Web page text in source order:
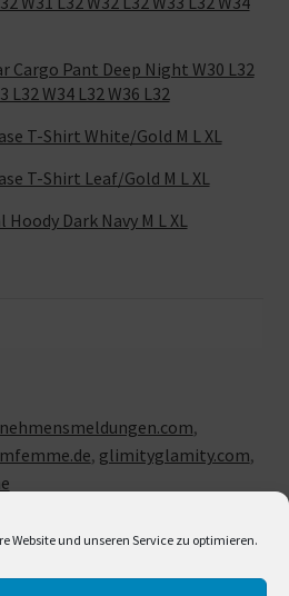
Website und unseren Service zu optimieren.
Cargo Pant Deep Night W30 L32
L32 W34 L32 W36 L32
T-Shirt White/Gold M L XL
T-Shirt Leaf/Gold M L XL
Dark Navy M L XL
,
, glimityglamity.com,